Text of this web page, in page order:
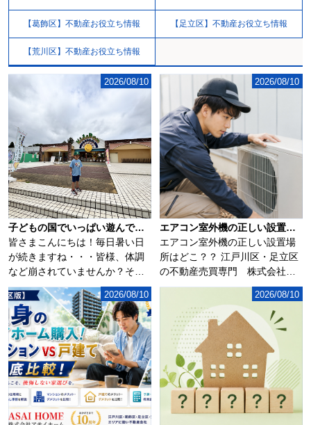
【葛飾区】不動産お役立ち情報 【足立区】不動産お役立ち情報
【荒川区】不動産お役立ち情報
子どもの国でいっぱい遊んできました(^▽^)/
皆さまこんにちは！毎日暑い日
が続きますね・・・皆様、体調
など崩されていませんか？そん
な暑い日が続く中...
2026/08/10
エアコン室外機の正しい設置場所はどこ？？
エアコン室外機の正しい設置場
所はどこ？？ 江戸川区・足立区
の不動産売買専門 株式会社ア
サイ...
2026/08/10
2026/08/10 2026/08/10